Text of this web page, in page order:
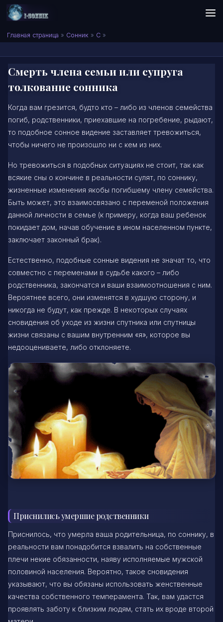
Skip to content
Сонник I-SONNIK.COM
Главная страница » Сонник » С »
Смерть члена семьи или супруга
толкование сонника
Когда вам грезится, будто кто – либо из членов семейства
погиб, родственники, приехавшие на погребение, рыдают,
то подобное сонное видение заставляет тревожиться,
чтобы ничего не произошло ни с кем из них.
Но тревожиться в подобных ситуациях не стоит, так как
всякие сны о кончине в реальности сулят, по соннику,
жизненные изменения якобы погибшему члену семейства.
Быть может, это взаимосвязано с переменой положения
данной личности в семье (к примеру, когда ваш ребенок
покидает дом, начав обучение в ином населенном пункте,
заключает законный брак).
Естественно, подобные сонные видения не значат то, что
совместно с переменами в судьбе какого – либо
родственника, закончатся и ваши взаимоотношения с ним.
Вероятнее всего, они изменятся в худшую сторону, и
никогда не будут, как прежде. В некоторых случаях
сновидения об уходе из жизни спутника или спутницы
жизни связаны с вашим внутренним «я», которое вы
недооцениваете, либо отклоняете.
Приснились умершие родственники
Приснилось, что умерла ваша родительница, по соннику, в
реальности вам понадобится взвалить на собственные
плечи некие обязанности, наяву исполняемые мужской
половиной населения. Вероятно, такое сновидения
указывают, что вы обязаны использовать женственные
качества собственного темперамента. Так, вам удастся
проявлять заботу к близким людям, стать их вроде второй